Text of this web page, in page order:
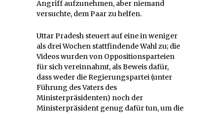
Angriff aufzunehmen, aber niemand
versuchte, dem Paar zu helfen.
Uttar Pradesh steuert auf eine in weniger
als drei Wochen stattfindende Wahl zu; die
Videos wurden von Oppositionsparteien
für sich vereinnahmt, als Beweis dafür,
dass weder die Regierungspartei (unter
Führung des Vaters des
Ministerpräsidenten) noch der
Ministerpräsident genug dafür tun, um die